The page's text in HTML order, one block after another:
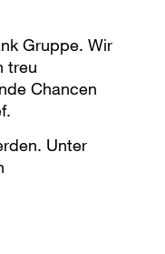
Gruppe. Wir
treu
Chancen
Unter